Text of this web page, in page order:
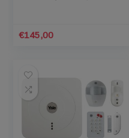
Eufy 5-in-1 Wifi
Alarmsysteem
Vind de goedkoopste